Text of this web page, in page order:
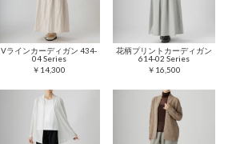
Vラインカーディガン 434-
04 Series
￥14,300
花柄プリントカーディガン
614-02 Series
￥16,500